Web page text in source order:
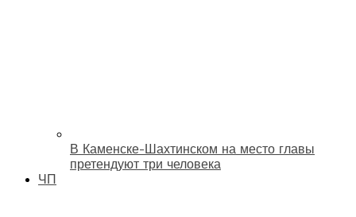
В Каменске-Шахтинском на место главы
претендуют три человека
ЧП